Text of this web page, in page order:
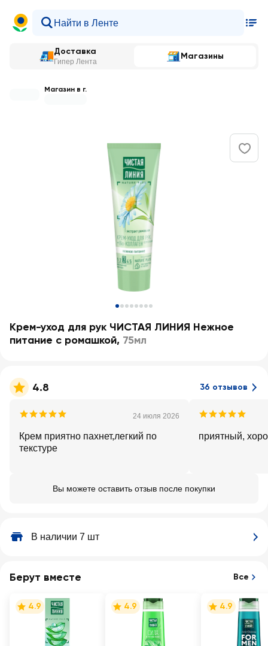
Доставка
Гипер Лента
Магазины
Магазин в г.
Крем-уход для рук ЧИСТАЯ ЛИНИЯ Нежное
питание с ромашкой, 75мл
4.8 36 отзывов
24 июля 2026
Крем приятно пахнет,легкий по
текстуре
приятный,
Вы можете оставить отзыв после покупки
В наличии 7 шт
Берут вместе Все
4.9 4.9 4.9